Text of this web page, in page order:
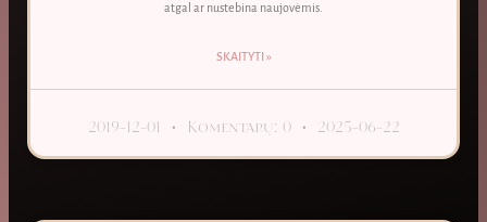
atgal ar nustebina naujovėmis.
SKAITYTI »
2019-12-01 Komentarų: 0 2025-06-22